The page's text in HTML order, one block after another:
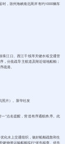
时，琼州海峡南北两岸有约1000辆车
珠江口、西江干线等关键水域交通管
，分批疏导主航道及附近锚地船舶；
疏港。
照片）。新华社发
”点名提醒，营造有序通航秩序。此
化水上交通组织，做好船舶疏散和生
键物资运输船舶实行“优先核查、优先